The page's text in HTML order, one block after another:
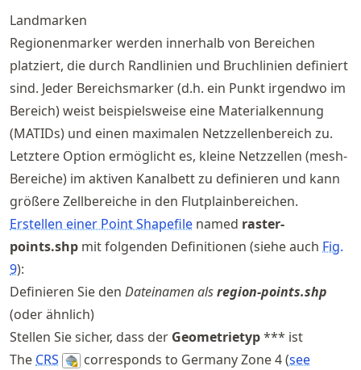
Landmarken
Regionenmarker werden innerhalb von Bereichen
platziert, die durch Randlinien und Bruchlinien definiert
sind. Jeder Bereichsmarker (d.h. ein Punkt irgendwo im
Bereich) weist beispielsweise eine Materialkennung
(MATIDs) und einen maximalen Netzzellenbereich zu.
Letztere Option ermöglicht es, kleine Netzzellen (mesh-
Bereiche) im aktiven Kanalbett zu definieren und kann
größere Zellbereiche in den Flutplainbereichen.
Erstellen einer Point Shapefile named raster-
points.shp mit folgenden Definitionen (siehe auch Fig.
9):
Definieren Sie den Dateinamenalsregion-points.shp
(oder ähnlich)
Stellen Sie sicher, dass der Geometrietyp*** ist
The CRS corresponds to Germany Zone 4 (see